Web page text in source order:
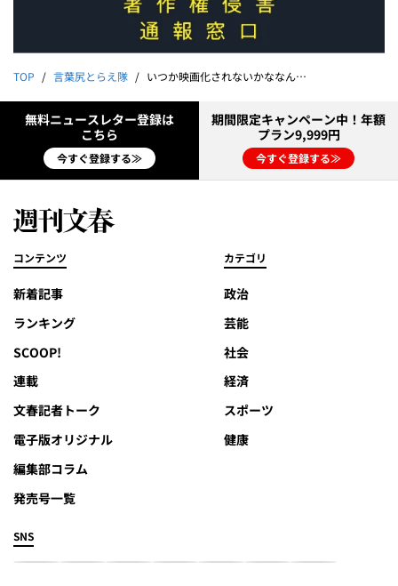
TOP 言葉尻とらえ隊 いつか映画化されないかななんて思っています！笑（斎藤元彦広報担当・merchu折田楓）｜能町みね子
無料ニュースレター登録は
こちら
今すぐ登録する≫
期間限定キャンペーン中！年額
プラン9,999円
今すぐ登録する≫
コンテンツ
新着記事
ランキング
SCOOP!
連載
文春記者トーク
電子版オリジナル
編集部コラム
発売号一覧
カテゴリ
政治
芸能
社会
経済
スポーツ
健康
SNS